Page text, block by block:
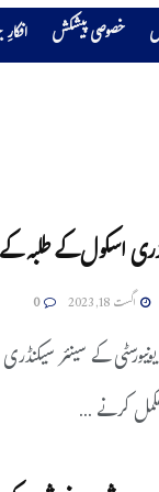
خصوصی پیشکش
اسکول کے طلبہ
اگست 18, 2023 0
کے سینئر
کرنے ...